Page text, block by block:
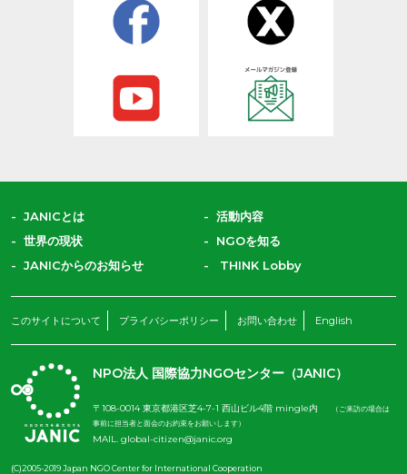
JANICとは
活動内容
世界の現状
NGOを知る
JANICからのお知らせ
THINK Lobby
このサイトについて プライバシーポリシー お問い合わせ English
NPO法人 国際協力NGOセンター（JANIC）
〒108-0014 東京都港区芝4-7-1 西山ビル4階 mingle内
（ご来訪の場合は
事前に担当者と面会のお約束をお願いします）
MAIL. global-citizen@janic.org
(C)2005-2019 Japan NGO Center for International Cooperation